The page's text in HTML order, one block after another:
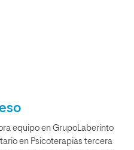
equipo en GrupoLaberinto
en Psicoterapias tercera